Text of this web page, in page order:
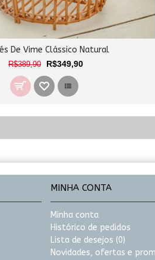
De Vime Clássico Natural
R$389,90 R$349,90
MINHA CONTA
Minha conta
Histórico de pedidos
Lista de desejos (0)
Novidades, ofertas e